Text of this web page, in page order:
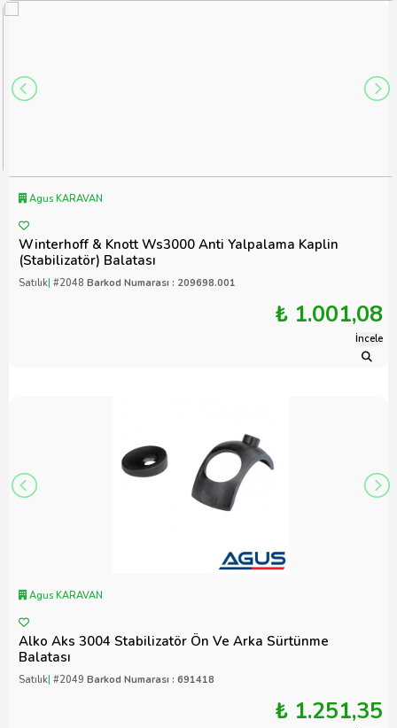
Agus KARAVAN
Winterhoff & Knott Ws3000 Anti Yalpalama Kaplin
(Stabilizatör) Balatası
Satılık| #2048 Barkod Numarası : 209698.001
₺ 1.001,08
İncele
Agus KARAVAN
Alko Aks 3004 Stabilizatör Ön Ve Arka Sürtünme
Balatası
Satılık| #2049 Barkod Numarası : 691418
₺ 1.251,35